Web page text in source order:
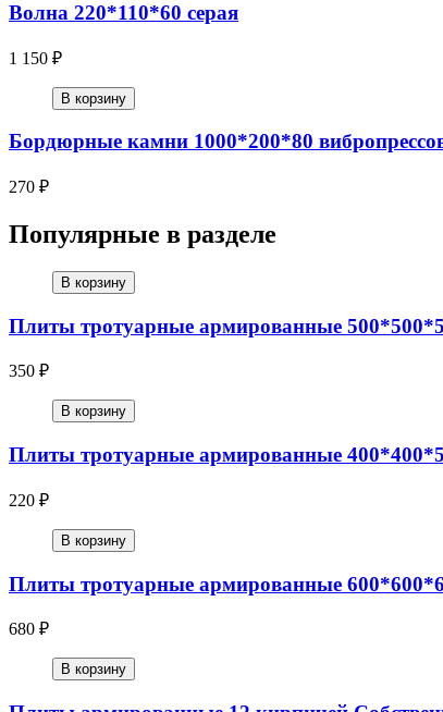
Волна 220*110*60 серая
1 150 ₽
В корзину
Бордюрные камни 1000*200*80
270 ₽
Популярные в разделе
В корзину
Плиты тротуарные армированные
350 ₽
В корзину
Плиты тротуарные армированные
220 ₽
В корзину
Плиты тротуарные армированные
680 ₽
В корзину